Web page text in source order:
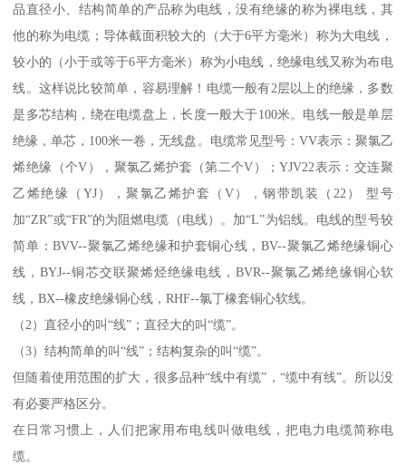
品直径小、结构简单的产品称为电线，没有绝缘的称为裸电线，其
他的称为电缆；导体截面积较大的（大于6平方毫米）称为大电线，
较小的（小于或等于6平方毫米）称为小电线，绝缘电线又称为布电
线。这样说比较简单，容易理解！电缆一般有2层以上的绝缘，多数
是多芯结构，绕在电缆盘上，长度一般大于100米。电线一般是单层
绝缘，单芯，100米一卷，无线盘。电缆常见型号：VV表示：聚氯乙
烯绝缘（个V），聚氯乙烯护套（第二个V）；YJV22表示：交连聚
乙烯绝缘（YJ），聚氯乙烯护套（V），钢带凯装（22） 型号
加“ZR”或“FR”的为阻燃电缆（电线）。加“L”为铝线。电线的型号较
简单：BVV--聚氯乙烯绝缘和护套铜心线，BV--聚氯乙烯绝缘铜心
线，BYJ--铜芯交联聚烯烃绝缘电线，BVR--聚氯乙烯绝缘铜心软
线，BX--橡皮绝缘铜心线，RHF--氯丁橡套铜心软线。
（2）直径小的叫“线”；直径大的叫“缆”。
（3）结构简单的叫“线”；结构复杂的叫“缆”。
但随着使用范围的扩大，很多品种“线中有缆”，“缆中有线”。所以没
有必要严格区分。
在日常习惯上，人们把家用布电线叫做电线，把电力电缆简称电
缆。